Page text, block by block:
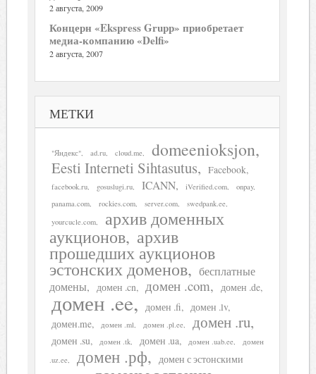
2 августа, 2009
Концерн «Ekspress Grupp» приобретает
медиа-компанию «Delfi»
2 августа, 2007
МЕТКИ
"Яндекс" ad.ru cloud.me domeenioksjon
Eesti Interneti Sihtasutus Facebook
facebook.ru gosuslugi.ru ICANN iVerified.com
onpay
panama.com
rockies.com server.com
swedpank.ee
yourcucle.com
архив доменных
аукционов архив
прошедших аукционов
эстонских доменов
бесплатные
домены
домен .cn домен .com домен .de
домен .ee домен .fi
домен .lv
домен.me
домен .ml домен .pl.ee домен .ru
домен .su домен .tk домен .ua домен .uab.ee
домен
.uz.ee
домен .рф
домен с эстонскими